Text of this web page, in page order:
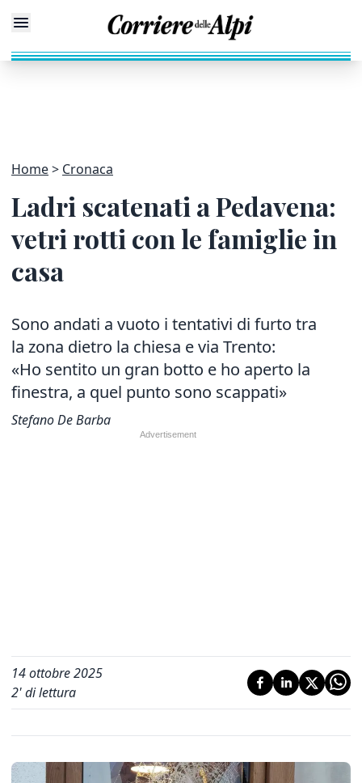
Home Cronaca
Ladri scatenati a Pedavena:
vetri rotti con le famiglie in
casa
Sono andati a vuoto i tentativi di furto tra
la zona dietro la chiesa e via Trento:
«Ho sentito un gran botto e ho aperto la
finestra, a quel punto sono scappati»
Stefano De Barba
14 ottobre 2025
2' di lettura